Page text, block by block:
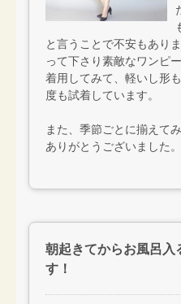
と言うことで不安もあり
って下さり素敵なワンピ
着用してみて、軽いし形
度も試着しています。
また、季節ごとに揃えて
ありがとうございました。
朝起きてからお風呂入
す！